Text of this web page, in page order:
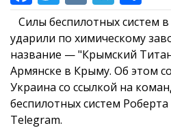
Силы беспилотных систем
ударили по химическому
название — "Крымский
Армянске в Крыму. Об этом
Украина со ссылкой на
беспилотных систем
Telegram.